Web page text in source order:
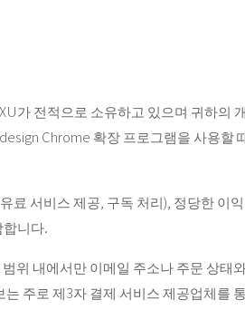
가 전적으로 소유하고 있으며 귀하의
Chrome 확장 프로그램을 사용할
료 서비스 제공, 구독 처리), 정당한 이
니다.
위 내에서만 이메일 주소나 주문 상태
주로 제3자 결제 서비스 제공업체를